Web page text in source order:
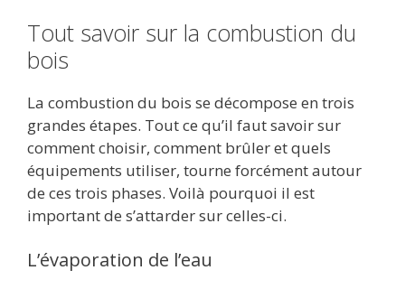
Tout savoir sur la combustion du
bois
La combustion du bois se décompose en trois
grandes étapes. Tout ce qu’il faut savoir sur
comment choisir, comment brûler et quels
équipements utiliser, tourne forcément autour
de ces trois phases. Voilà pourquoi il est
important de s’attarder sur celles-ci.
L’évaporation de l’eau